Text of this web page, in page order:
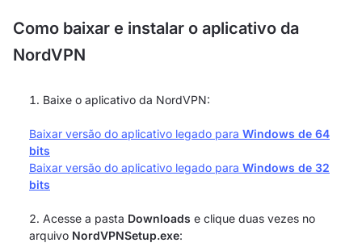
Como baixar e instalar o aplicativo da
NordVPN
Baixe o aplicativo da NordVPN:
Baixar versão do aplicativo legado para Windows de 64
bits
Baixar versão do aplicativo legado para Windows de 32
bits
Acesse a pasta Downloads e clique duas vezes no
arquivo NordVPNSetup.exe: